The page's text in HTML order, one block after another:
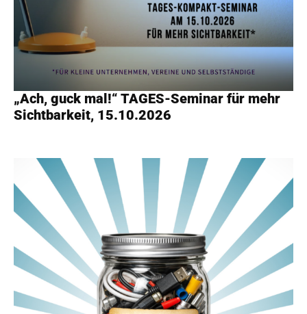
„Ach, guck mal!“ TAGES-Seminar für mehr
Sichtbarkeit, 15.10.2026